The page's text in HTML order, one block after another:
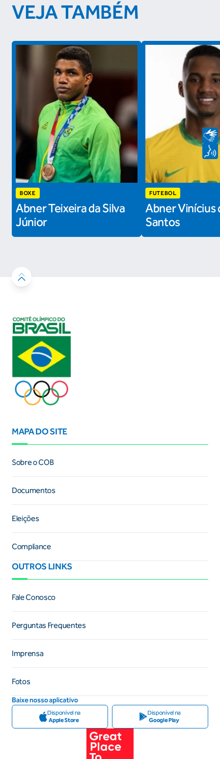
VEJA TAMBÉM
BOXE
Abner Teixeira da Silva
Júnior
FUTEBOL
Abner Vinícius
Santos
MAPA DO SITE
Sobre o COB
Documentos
Eleições
Compliance
OUTROS LINKS
Fale Conosco
Perguntas Frequentes
Imprensa
Fotos
Baixe nosso aplicativo
Disponível na
Apple Store
Disponível na
Google Play